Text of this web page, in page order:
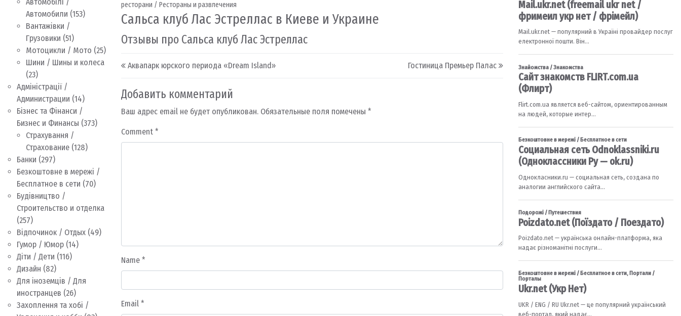
Автомобили (153)
Вантажівки /
Грузовики (51)
Мотоцикли / Мото (25)
Шини / Шины и колеса
(23)
Адміністрації /
Администрации (14)
Бізнес та Фінанси /
Бизнес и Финансы (373)
Страхування /
Страхование (128)
Банки (297)
Безкоштовне в мережі /
Бесплатное в сети (70)
Будівництво /
Строительство и отделка
(257)
Відпочинок / Отдых (49)
Гумор / Юмор (14)
Діти / Дети (116)
Дизайн (82)
Для іноземців / Для
иностранцев (26)
Захоплення та хобі /
ресторани / Рестораны и развлечения
Сальса клуб Лас Эстреллас в Киеве и Украине
Отзывы про Сальса клуб Лас Эстреллас
Post navigation
Аквапарк юрского периода «Dream Island» Гостиница Премьер Палас
Добавить комментарий
Ваш адрес email не будет опубликован. Обязательные поля помечены *
Comment *
Name *
Email *